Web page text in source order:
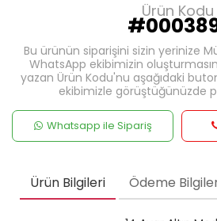
Ürün Kodu
Bu ürünün siparişini sizin yerinize
WhatsApp ekibimizin
yazan Ürün Kodu'nu aşağıdaki
ekibimizle görüştüğünüzde
Whatsapp ile Sipariş
Ürün Bilgileri Ödeme